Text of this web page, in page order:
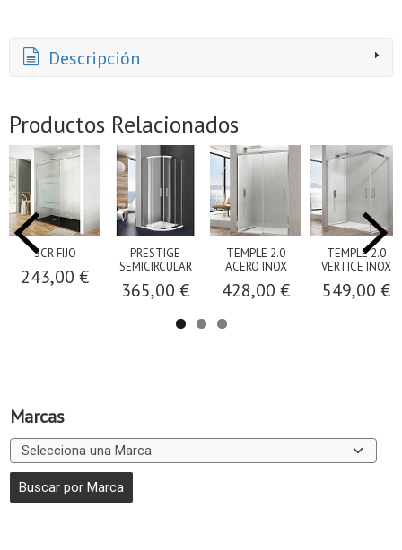
Marcas
Descripción
Productos Relacionados
SCR FIJO
243,00 €
PRESTIGE
SEMICIRCULAR
365,00 €
TEMPLE 2.0
ACERO INOX
428,00 €
TEMPLE 2.0
VERTICE INOX
549,00 €